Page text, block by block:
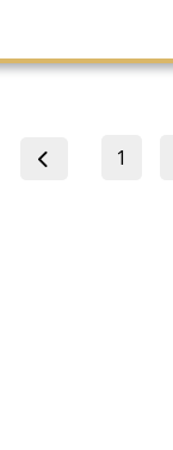
Page
1